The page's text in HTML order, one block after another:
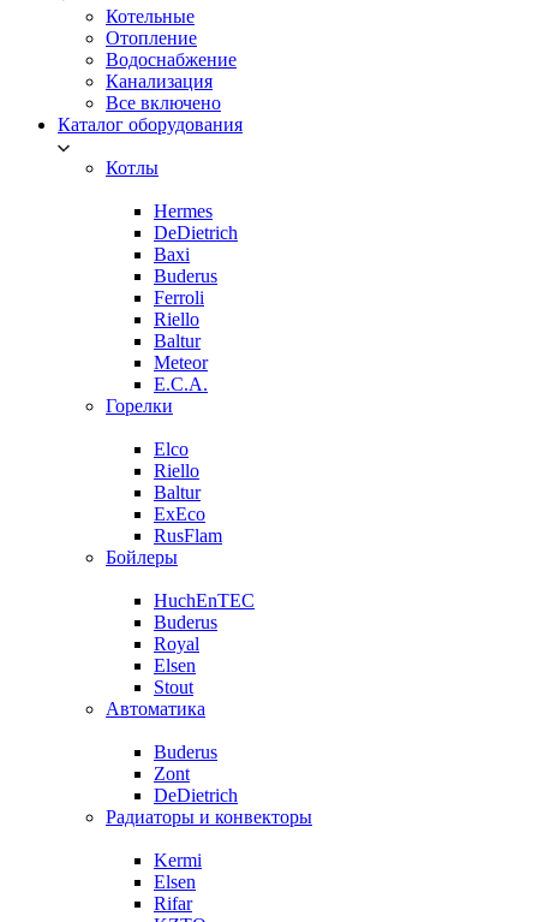
Котельные
Отопление
Водоснабжение
Канализация
Все включено
Каталог оборудования
Котлы
Hermes
DeDietrich
Baxi
Buderus
Ferroli
Riello
Baltur
Meteor
E.C.A.
Горелки
Elco
Riello
Baltur
ExEco
RusFlam
Бойлеры
HuchEnTEC
Buderus
Royal
Elsen
Stout
Автоматика
Buderus
Zont
DeDietrich
Радиаторы и конвекторы
Kermi
Elsen
Rifar